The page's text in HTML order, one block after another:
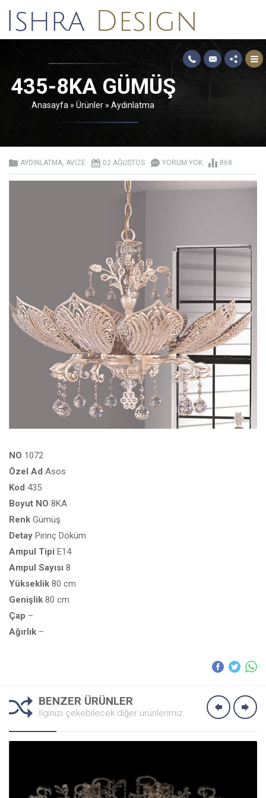
435-8KA GÜMÜŞ
Anasayfa » Ürünler » Aydınlatma
AYDINLATMA, AVIZE 02 AĞUSTOS YORUM YOK 868
NO 1072
Özel Ad Asos
Kod 435
Boyut NO 8KA
Renk Gümüş
Detay Pirinç Döküm
Ampul Tipi E14
Ampul Sayısı 8
Yükseklik 80 cm
Genişlik 80 cm
Çap –
Ağırlık –
BENZER ÜRÜNLER
İlginizi çekebilecek diğer ürünlerimiz